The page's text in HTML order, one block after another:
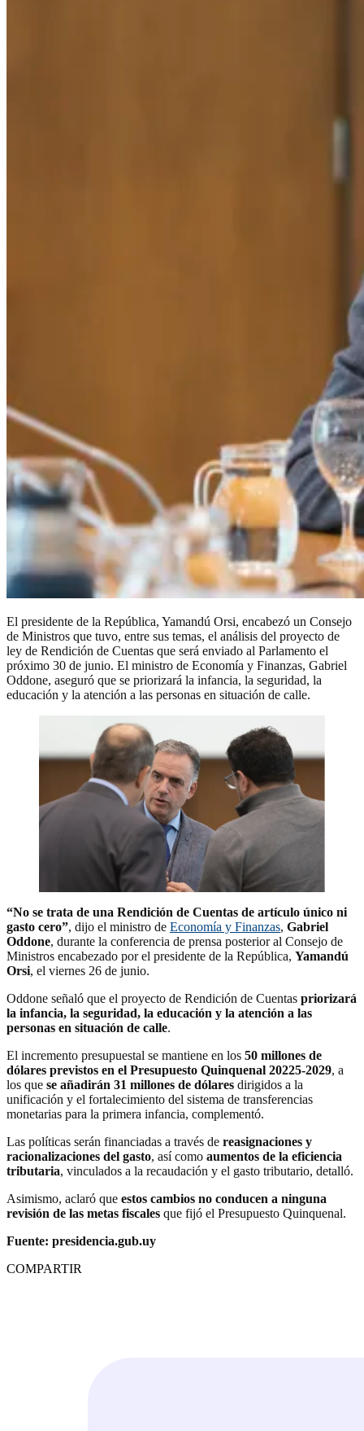
El presidente de la República, Yamandú Orsi, encabezó un Consejo
de Ministros que tuvo, entre sus temas, el análisis del proyecto de
ley de Rendición de Cuentas que será enviado al Parlamento el
próximo 30 de junio. El ministro de Economía y Finanzas, Gabriel
Oddone, aseguró que se priorizará la infancia, la seguridad, la
educación y la atención a las personas en situación de calle.
“No se trata de una Rendición de Cuentas de artículo único ni
gasto cero”, dijo el ministro de Economía y Finanzas, Gabriel
Oddone, durante la conferencia de prensa posterior al Consejo de
Ministros encabezado por el presidente de la República, Yamandú
Orsi, el viernes 26 de junio.
Oddone señaló que el proyecto de Rendición de Cuentas priorizará
la infancia, la seguridad, la educación y la atención a las
personas en situación de calle.
El incremento presupuestal se mantiene en los 50 millones de
dólares previstos en el Presupuesto Quinquenal 20225-2029, a
los que se añadirán 31 millones de dólares dirigidos a la
unificación y el fortalecimiento del sistema de transferencias
monetarias para la primera infancia, complementó.
Las políticas serán financiadas a través de reasignaciones y
racionalizaciones del gasto, así como aumentos de la eficiencia
tributaria, vinculados a la recaudación y el gasto tributario, detalló.
Asimismo, aclaró que estos cambios no conducen a ninguna
revisión de las metas fiscales que fijó el Presupuesto Quinquenal.
Fuente: presidencia.gub.uy
COMPARTIR